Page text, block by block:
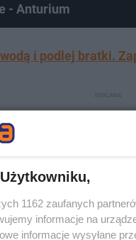
- Anturium
i podlej bratki.
1162 zaufanych
informacje na
informacje wysyłane